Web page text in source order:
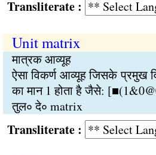
:
Unit matrix
मात्रक आव्यूह
ऐसा विकर्ण आव्यूह जिसके प्रमुख
का मान 1 होता है जैसे:
तुल∘ दे∘ matrix
: